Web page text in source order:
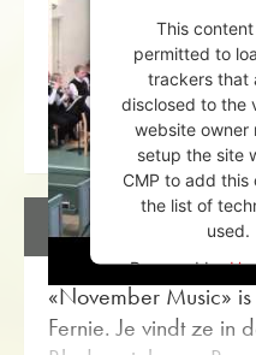
This
permitted to
trackers that
disclosed to the
website owner
setup the site
CMP to add this
the list of
used.
Powered by
Consent
Platform
BESCHRIJVING
«November Music»
Fernie. Je vindt ze in